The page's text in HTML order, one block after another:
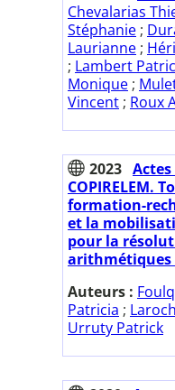
Chevalarias
Stéphanie ;
Laurianne ;
; Lambert
Monique ;
Vincent ; Roux
2023
COPIRELEM.
formation-
et la
pour la
arithmétiques
Auteurs :
Patricia ;
Urruty Patrick